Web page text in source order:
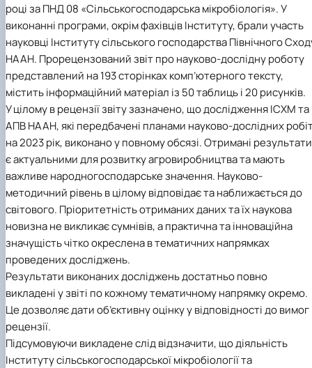
році за ПНД 08 «Сільськогосподарська мікробіологія». У
виконанні програми, окрім фахівців Інституту, брали участь
науковці Інституту сільського господарства Північного
НААН. Прорецензований звіт про науково-дослідну роботу
представлений на 193 сторінках комп’ютерного тексту,
містить інформаційний матеріал із 50 таблиць і 20 рисунків.
У цілому в рецензії звіту зазначено, що дослідження ІСХМ та
АПВ НААН, які передбачені планами науково-дослідних
на 2023 рік, виконано у повному обсязі. Отримані результати
є актуальними для розвитку агровиробництва та мають
важливе народногосподарське значення. Науково-
методичний рівень в цілому відповідає та наближається до
світового. Пріоритетність отриманих даних та їх наукова
новизна не викликає сумнівів, а практична та інноваційна
значущість чітко окреслена в тематичних напрямках
проведених досліджень.
Результати виконаних досліджень достатньо повно
викладені у звіті по кожному тематичному напрямку окремо.
Це дозволяє дати об’єктивну оцінку у відповідності до вимог
рецензії.
Підсумовуючи викладене слід відзначити, що діяльність
Інституту сільськогосподарської мікробіології та